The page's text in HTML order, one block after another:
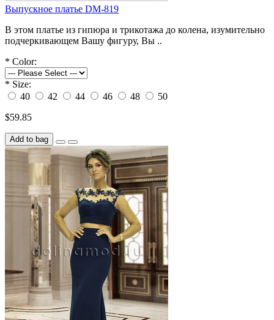
Выпускное платье DM-819
В этом платье из гипюра и трикотажа до колена, изумительно
подчеркивающем Вашу фигуру, Вы ..
* Color:
* Size:
40
42 44 46 48
50
$59.85
Add to bag